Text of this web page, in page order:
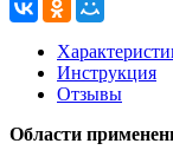
Инструкция
Отзывы
Области